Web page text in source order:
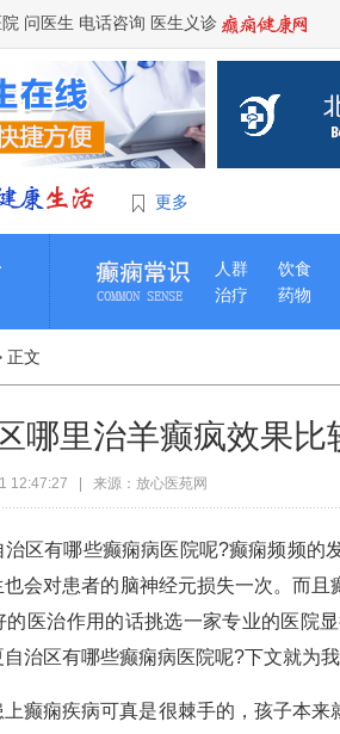
问医生 电话咨询 医生义诊
更多
人群 饮食
治疗
药物
正文
哪里治羊癫疯效果比
12:47:27 | 来源：放心医苑网
有哪些癫痫病医院呢?癫痫频频的
会对患者的脑神经元损失一次。而
的医治作用的话挑选一家专业的医院
治区有哪些癫痫病医院呢?下文就为我
痫疾病可真是很棘手的，孩子本来